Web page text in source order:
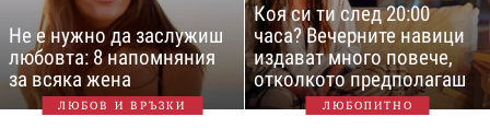
Не е нужно да заслужиш
любовта: 8 напомняния
за всяка жена
ЛЮБОВ И ВРЪЗКИ
Коя си ти след 20:00
часа? Вечерните навици
издават много повече,
отколкото предполагаш
ЛЮБОПИТНО